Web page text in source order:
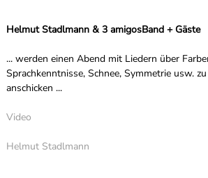
Helmut Stadlmann & 3 amigosBand + Gäste
... werden einen Abend mit Liedern über
Sprachkenntnisse, Schnee, Symmetrie usw.
anschicken ...
Video
Helmut Stadlmann